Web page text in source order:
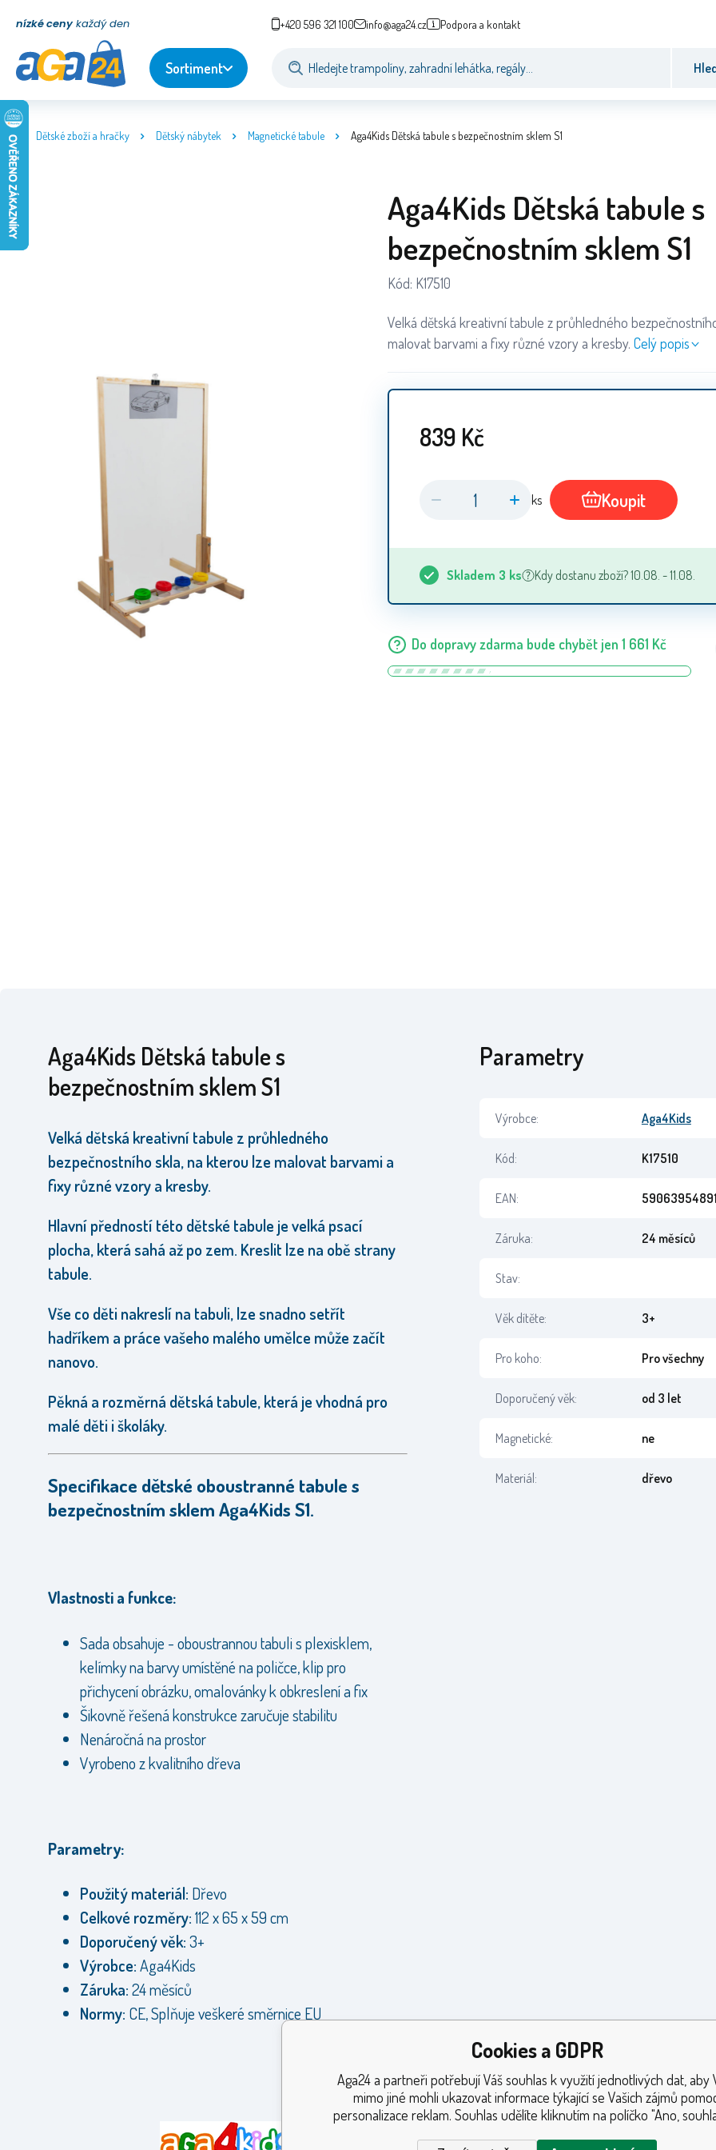
nízké ceny každý den +420 596 321 100 info@aga24.cz Podpora a kontakt
Sortiment
Dětské zboží a hračky Dětský nábytek Magnetické tabule Aga4Kids Dětská tabule s bezpečnostním sklem S1
Aga4Kids Dětská tabule s
bezpečnostním sklem S1
Kód: K17510
Velká dětská kreativní tabule z průhledného
malovat barvami a fixy různé vzory a kresby. Celý popis
839 Kč
ks Koupit
Skladem 3 ks Kdy dostanu zboží? 10.08. - 11.08.
Do dopravy zdarma bude chybět jen 1 661 Kč
Aga4Kids Dětská tabule s
bezpečnostním sklem S1
Velká dětská kreativní tabule z průhledného
bezpečnostního skla, na kterou lze malovat barvami a
fixy různé vzory a kresby.
Hlavní předností této dětské tabule je velká psací
plocha, která sahá až po zem. Kreslit lze na obě strany
tabule.
Vše co děti nakreslí na tabuli, lze snadno setřít
hadříkem a práce vašeho malého umělce může začít
nanovo.
Pěkná a rozměrná dětská tabule, která je vhodná pro
malé děti i školáky.
Specifikace dětské oboustranné tabule s
bezpečnostním sklem Aga4Kids S1.
Vlastnosti a funkce:
Sada obsahuje - oboustrannou tabuli s plexisklem,
kelímky na barvy umístěné na poličce, klip pro
přichycení obrázku, omalovánky k obkreslení a fix
Šikovně řešená konstrukce zaručuje stabilitu
Nenáročná na prostor
Vyrobeno z kvalitního dřeva
Parametry:
Použitý materiál: Dřevo
Celkové rozměry:112 x 65 x 59 cm
Doporučený věk:3+
Výrobce:Aga4Kids
Záruka:24 měsíců
Normy: CE, Splňuje veškeré směrnice EU
Parametry
Výrobce: Aga4Kids
Kód: K17510
EAN:
Záruka: 24 měsíců
Stav:
Věk dítěte: 3+
Pro koho: Pro všechny
Doporučený věk: od 3 let
Magnetické: ne
Materiál: dřevo
Cookies a GDPR
Aga24 a partneři potřebují Váš souhlas k využití jednotlivých dat, aby
mimo jiné mohli ukazovat informace týkající se Vašich zájmů
personalizace reklam. Souhlas udělíte kliknutím na políčko "Ano,